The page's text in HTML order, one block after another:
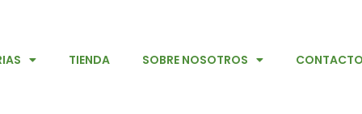
TIENDA SOBRE NOSOTROS CONTACTO